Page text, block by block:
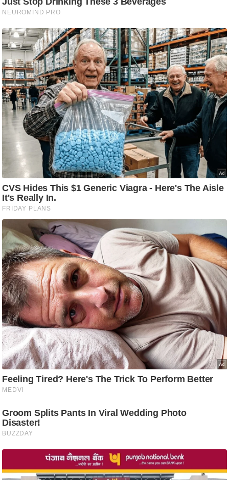
g
N
e
w
s
ला
इ
फ
स्टा
इ
ल
क्नॉ
लॉ
जी
ब्यू
/
फै
श
न
घ
रे
लू
नु
स्खे
प
र्य
ट
स्थ
ल
ने